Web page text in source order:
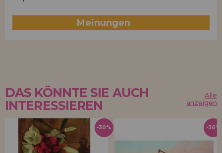
Meinungen
DAS KÖNNTE SIE AUCH
INTERESSIEREN
Alle
anzeigen
-30% -30%